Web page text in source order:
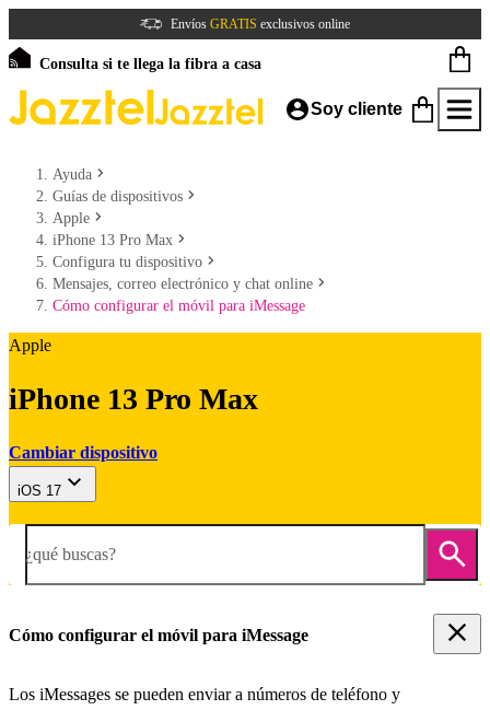
Envíos GRATIS exclusivos online
Consulta si te llega la fibra a casa
Soy cliente
Ayuda
Guías de dispositivos
Apple
iPhone 13 Pro Max
Configura tu dispositivo
Mensajes, correo electrónico y chat online
Cómo configurar el móvil para iMessage
Apple
iPhone 13 Pro Max
Cambiar dispositivo
iOS 17
¿qué buscas?
Cómo configurar el móvil para iMessage
Los iMessages se pueden enviar a números de teléfono y